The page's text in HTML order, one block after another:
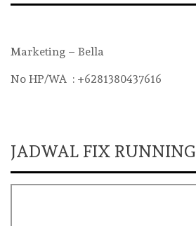
Marketing – Bella
No HP/WA : +6281380437616
JADWAL FIX RUNNING